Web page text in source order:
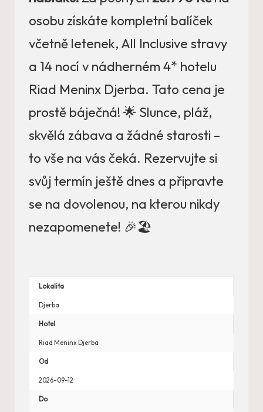
osobu získáte kompletní balíček
včetně letenek, All Inclusive stravy
a 14 nocí v nádherném 4* hotelu
Riad Meninx Djerba. Tato cena je
prostě báječná! 🌟 Slunce, pláž,
skvělá zábava a žádné starosti –
to vše na vás čeká. Rezervujte si
svůj termín ještě dnes a připravte
se na dovolenou, na kterou nikdy
nezapomenete! 🎉🏖️
Lokalita
Djerba
Hotel
Riad Meninx Djerba
Od
2026-09-12
Do